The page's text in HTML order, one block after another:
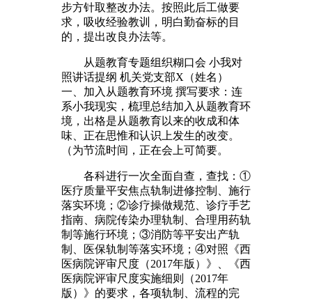
步方针取整改办法。按照此后工做要
求，吸收经验教训，明白勤奋标的目
的，提出改良办法等。
从题教育专题组织糊口会 小我对
照讲话提纲 机关党支部X（姓名）
一、加入从题教育环境 撰写要求：连
系小我现实，梳理总结加入从题教育环
境，出格是从题教育以来的收成和体
味、正在思惟和认识上发生的改变。
（为节流时间，正在会上可简要。
各科进行一次全面自查，查找：①
医疗质量平安焦点轨制进修控制、施行
落实环境；②诊疗操做规范、诊疗手艺
指南、病院传染办理轨制、合理用药轨
制等施行环境；③消防等平安出产轨
制、医保轨制等落实环境；④对照《西
医病院评审尺度（2017年版）》、《西
医病院评审尺度实施细则（2017年
版）》的要求，各项轨制、流程的完